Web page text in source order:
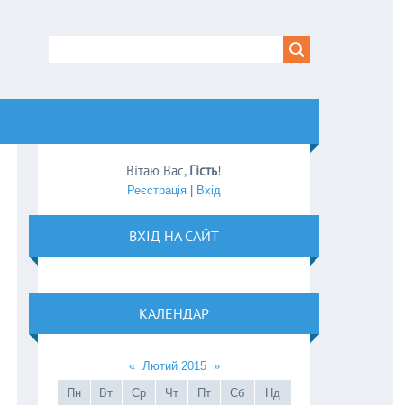
Вітаю Вас, Гість!
Реєстрація Вхід
ВХІД НА САЙТ
КАЛЕНДАР
« Лютий 2015 »
Пн
Вт Ср Чт Пт Сб Нд